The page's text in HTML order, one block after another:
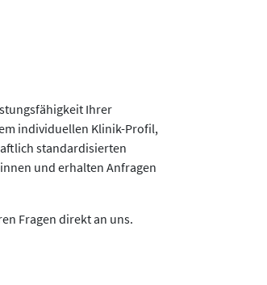
Ihrer
individuellen Klinik-Profil,
standardisierten
und erhalten Anfragen
Fragen direkt an uns.